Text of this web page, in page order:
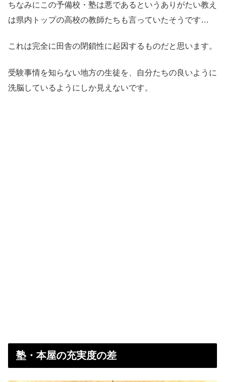
ちなみにこの予備校・塾は悪であるというありがたい教え
は県内トップの高校の教師たちも言っていたそうです…
これは完全に田舎の閉鎖性に起因するものだと思います。
受験事情を知らない地方の生徒を、自分たちの良いように
洗脳しているようにしか見えないです。
塾・本屋の充実度の差